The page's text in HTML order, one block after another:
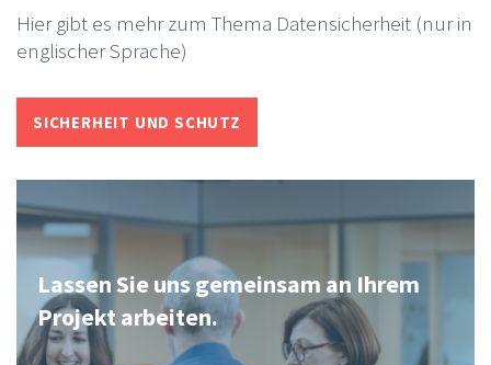
Hier gibt es mehr zum Thema Datensicherheit (nur in
englischer Sprache)
SICHERHEIT UND SCHUTZ
Lassen Sie uns gemeinsam an Ihrem
Projekt arbeiten.